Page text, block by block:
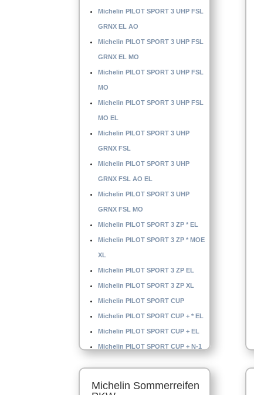
Michelin PILOT SPORT 3 UHP FSL
GRNX EL AO
Michelin PILOT SPORT 3 UHP FSL
GRNX EL MO
Michelin PILOT SPORT 3 UHP FSL
MO
Michelin PILOT SPORT 3 UHP FSL
MO EL
Michelin PILOT SPORT 3 UHP
GRNX FSL
Michelin PILOT SPORT 3 UHP
GRNX FSL AO EL
Michelin PILOT SPORT 3 UHP
GRNX FSL MO
Michelin PILOT SPORT 3 ZP * EL
Michelin PILOT SPORT 3 ZP * MOE
XL
Michelin PILOT SPORT 3 ZP EL
Michelin PILOT SPORT 3 ZP XL
Michelin PILOT SPORT CUP
Michelin PILOT SPORT CUP + * EL
Michelin PILOT SPORT CUP + EL
Michelin PILOT SPORT CUP + N-1
Michelin PILOT SPORT CUP 2 MO
Michelin Sommerreifen